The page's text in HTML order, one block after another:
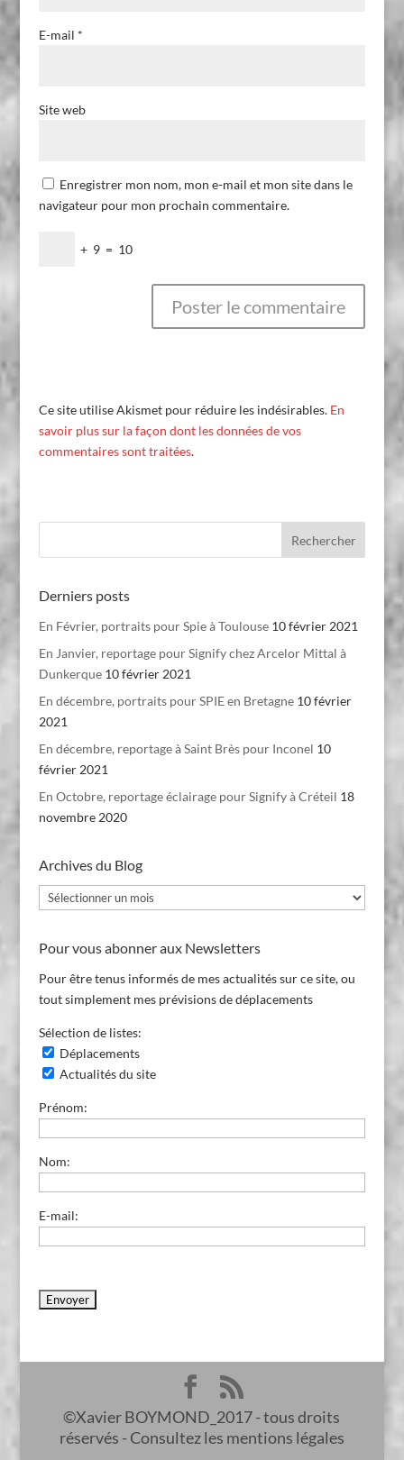
E-mail *
Site web
Enregistrer mon nom, mon e-mail et mon site dans le
navigateur pour mon prochain commentaire.
+ 9 = 10
Ce site utilise Akismet pour réduire les indésirables. En
savoir plus sur la façon dont les données de vos
commentaires sont traitées.
Derniers posts
En Février, portraits pour Spie à Toulouse 10 février 2021
En Janvier, reportage pour Signify chez Arcelor Mittal à
Dunkerque 10 février 2021
En décembre, portraits pour SPIE en Bretagne 10 février
2021
En décembre, reportage à Saint Brès pour Inconel 10
février 2021
En Octobre, reportage éclairage pour Signify à Créteil 18
novembre 2020
Archives du Blog
Archives
du
Pour vous abonner aux Newsletters
Pour être tenus informés de mes actualités sur ce site, ou
tout simplement mes prévisions de déplacements
Sélection de listes:
Déplacements
Actualités du site
Prénom:
Nom:
E-mail:
©Xavier BOYMOND_2017 - tous droits
réservés - Consultez les mentions légales